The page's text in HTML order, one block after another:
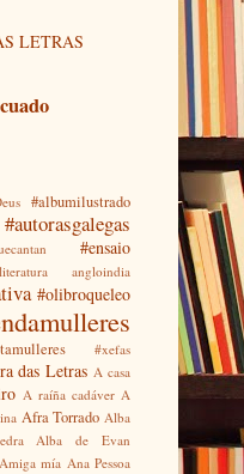
LETRAS
#albumilustrado
#autorasgalegas
#ensaio
angloindia
#olibroqueleo
#xefas
das Letras A casa
A raíña cadáver A
Afra Torrado Alba
Alba de Evan
Amiga mía Ana Pessoa